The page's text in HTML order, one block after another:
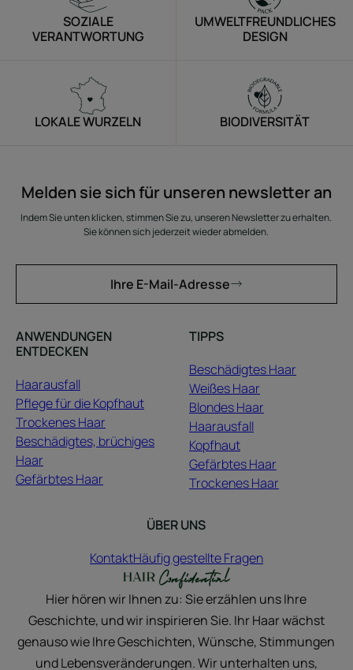
SOZIALE
VERANTWORTUNG
UMWELTFREUNDLICHES
DESIGN
LOKALE WURZELN BIODIVERSITÄT
Melden sie sich für unseren newsletter an
Indem Sie unten klicken, stimmen Sie zu, unseren Newsletter zu erhalten.
Sie können sich jederzeit wieder abmelden.
Ihre E-Mail-Adresse
ANWENDUNGEN
ENTDECKEN
Haarausfall
Pflege für die Kopfhaut
Trockenes Haar
Beschädigtes, brüchiges
Haar
Gefärbtes Haar
TIPPS
Beschädigtes Haar
Weißes Haar
Blondes Haar
Haarausfall
Kopfhaut
Gefärbtes Haar
Trockenes Haar
ÜBER UNS
KontaktHäufig gestellte Fragen
Hier hören wir Ihnen zu: Sie erzählen uns Ihre
Geschichte, und wir inspirieren Sie. Ihr Haar wächst
genauso wie Ihre Geschichten, Wünsche, Stimmungen
und Lebensveränderungen. Wir unterhalten uns,